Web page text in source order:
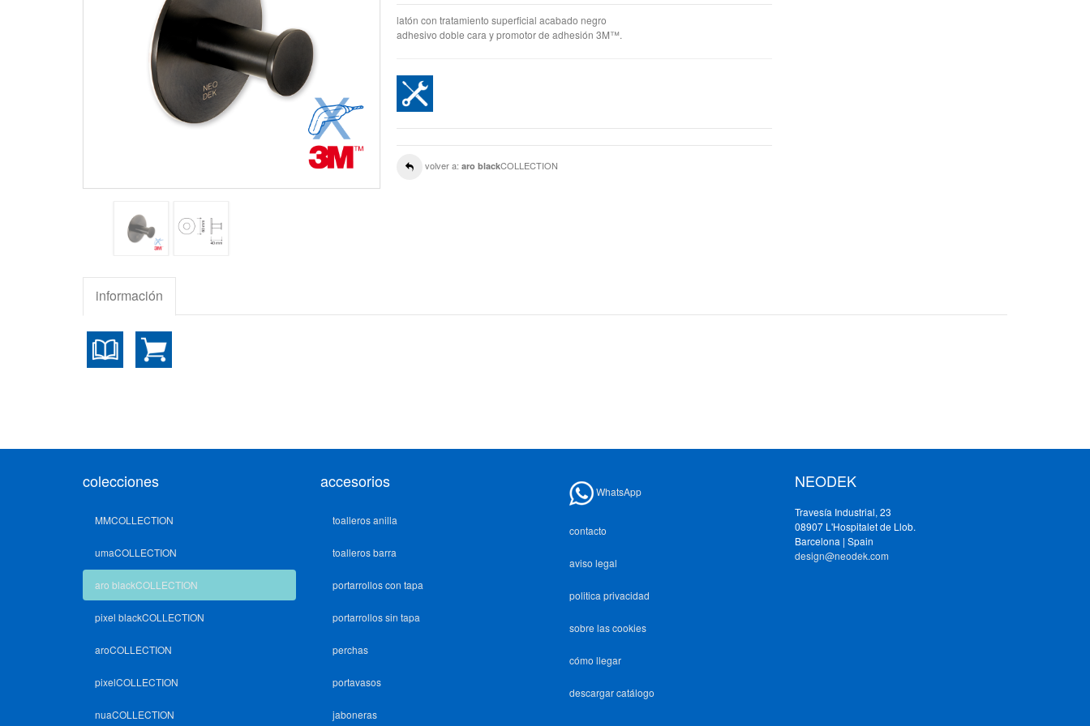
latón con tratamiento superficial acabado negro
adhesivo doble cara y promotor de adhesión 3M™.
volver a: aro blackCOLLECTION
información
colecciones
MMCOLLECTION
umaCOLLECTION
aro blackCOLLECTION
pixel blackCOLLECTION
aroCOLLECTION
pixelCOLLECTION
nuaCOLLECTION
accesorios
toalleros anilla
toalleros barra
portarrollos con tapa
portarrollos sin tapa
perchas
portavasos
jaboneras
WhatsApp
contacto
aviso legal
politica privacidad
sobre las cookies
cómo llegar
descargar catálogo
NEODEK
Travesía Industrial, 23
08907 L'Hospitalet de Llob.
Barcelona | Spain
design@neodek.com